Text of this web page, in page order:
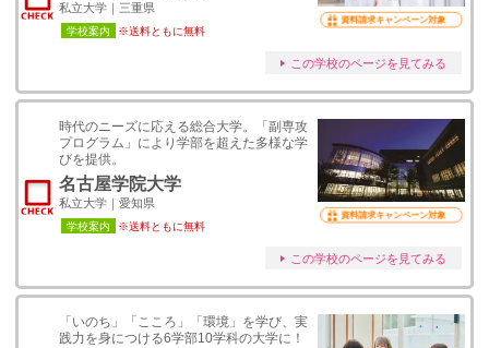
私立大学｜三重県
学校案内 ※送料ともに無料
資料請求キャンペーン対象
この学校のページを見てみる
時代のニーズに応える総合大学。「副専攻
プログラム」により学部を超えた多様な学
びを提供。
名古屋学院大学
私立大学｜愛知県
学校案内 ※送料ともに無料
資料請求キャンペーン対象
この学校のページを見てみる
「いのち」「こころ」「環境」を学び、実
践力を身につける6学部10学科の大学に！